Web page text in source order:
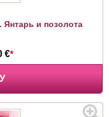
и позолота
€*